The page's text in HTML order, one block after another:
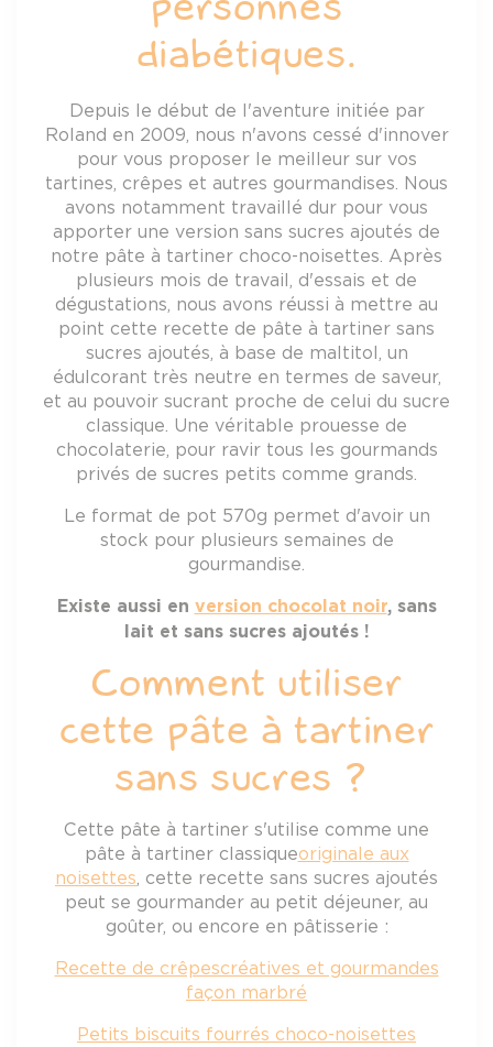
personnes
diabétiques.
Depuis le début de l'aventure initiée par
Roland en 2009, nous n'avons cessé d'innover
pour vous proposer le meilleur sur vos
tartines, crêpes et autres gourmandises. Nous
avons notamment travaillé dur pour vous
apporter une version sans sucres ajoutés de
notre pâte à tartiner choco-noisettes. Après
plusieurs mois de travail, d'essais et de
dégustations, nous avons réussi à mettre au
point cette recette de pâte à tartiner sans
sucres ajoutés, à base de maltitol, un
édulcorant très neutre en termes de saveur,
et au pouvoir sucrant proche de celui du sucre
classique. Une véritable prouesse de
chocolaterie, pour ravir tous les gourmands
privés de sucres petits comme grands.
Le format de pot 570g permet d'avoir un
stock pour plusieurs semaines de
gourmandise.
Existe aussi en version chocolat noir, sans
lait et sans sucres ajoutés !
Comment utiliser
cette pâte à tartiner
sans sucres ?
Cette pâte à tartiner s'utilise comme une
pâte à tartiner classiqueoriginale aux
noisettes, cette recette sans sucres ajoutés
peut se gourmander au petit déjeuner, au
goûter, ou encore en pâtisserie :
Recette de crêpes créatives et gourmandes
façon marbré
Petits biscuits fourrés choco-noisettes